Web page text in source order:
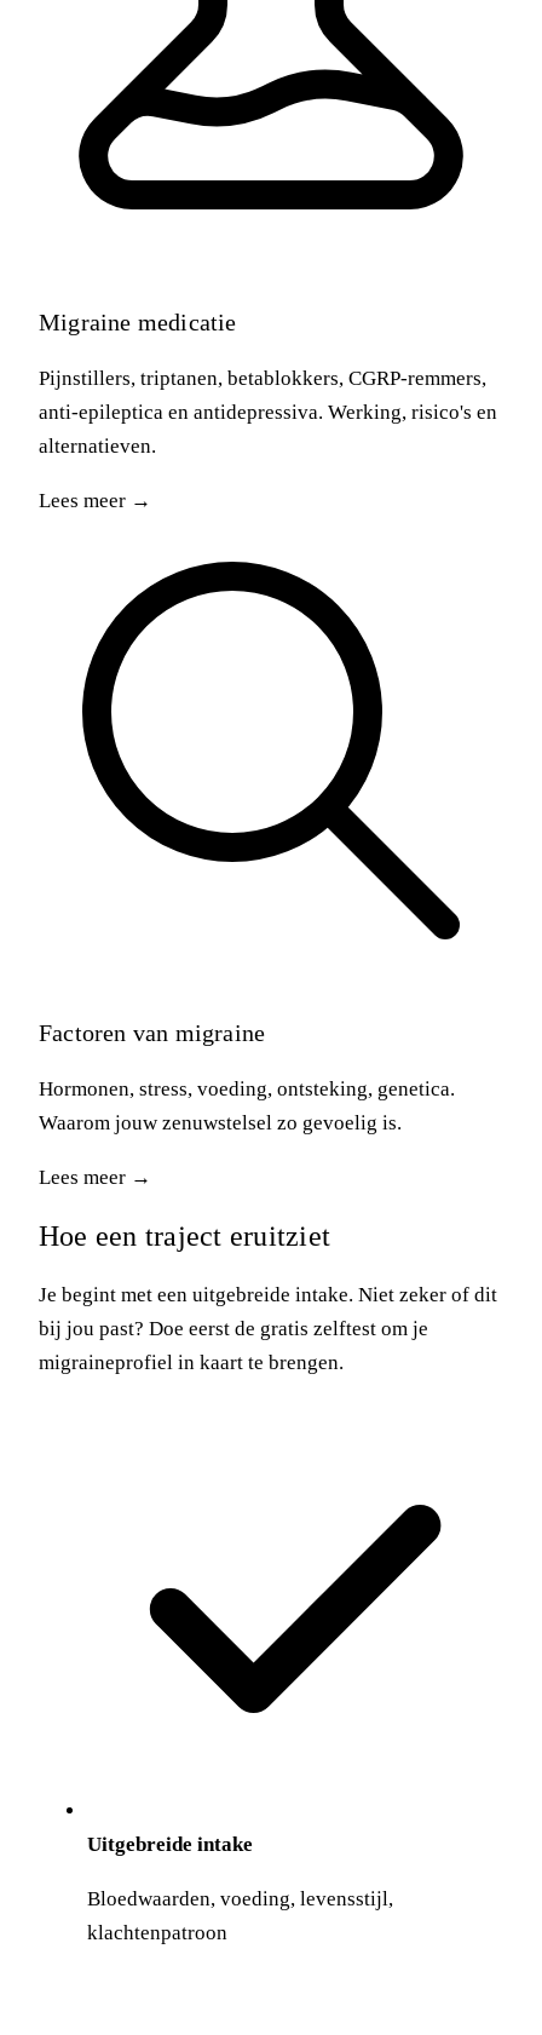
Migraine medicatie
Pijnstillers, triptanen, betablokkers, CGRP-remmers,
anti-epileptica en antidepressiva. Werking, risico's en
alternatieven.
Lees meer →
Factoren van migraine
Hormonen, stress, voeding, ontsteking, genetica.
Waarom jouw zenuwstelsel zo gevoelig is.
Lees meer →
Hoe een traject eruitziet
Je begint met een uitgebreide intake. Niet zeker of dit
bij jou past? Doe eerst de gratis zelftest om je
migraineprofiel in kaart te brengen.
Uitgebreide intake
Bloedwaarden, voeding, levensstijl,
klachtenpatroon